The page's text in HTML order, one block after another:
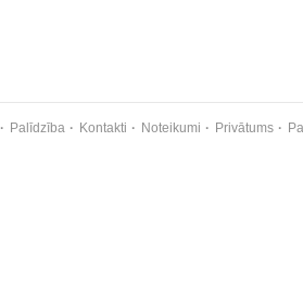
Palīdzība Kontakti Noteikumi Privātums